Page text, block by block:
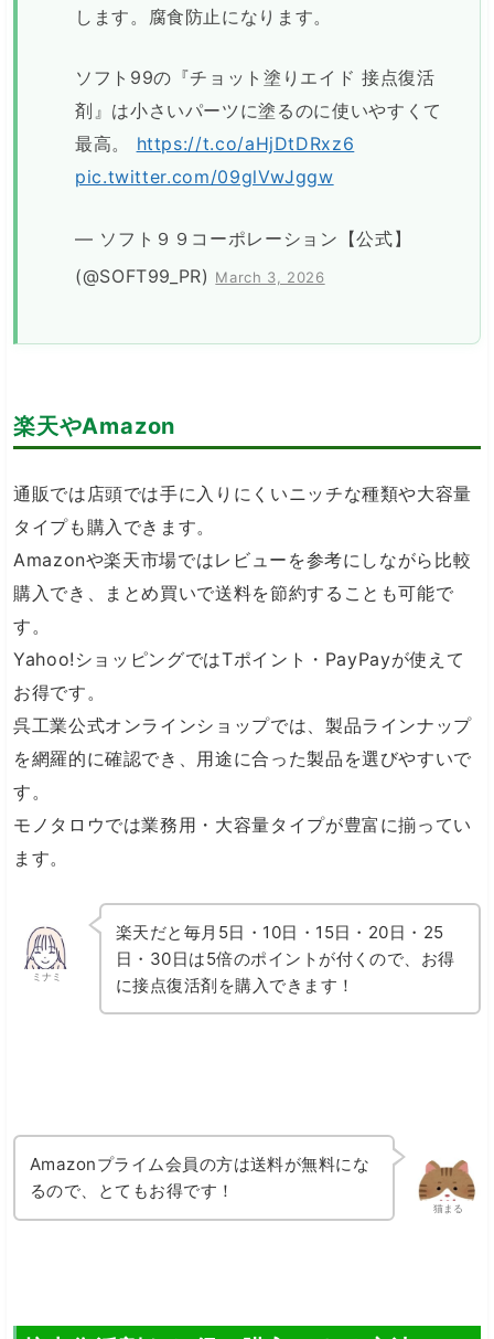
します。腐食防止になります。
ソフト99の『チョット塗りエイド 接点復活
剤』は小さいパーツに塗るのに使いやすくて
最高。 https://t.co/aHjDtDRxz6
pic.twitter.com/09glVwJggw
— ソフト９９コーポレーション【公式】
(@SOFT99_PR) March 3, 2026
楽天やAmazon
通販では店頭では手に入りにくいニッチな種類や大容量
タイプも購入できます。
Amazonや楽天市場ではレビューを参考にしながら比較
購入でき、まとめ買いで送料を節約することも可能で
す。
Yahoo!ショッピングではTポイント・PayPayが使えて
お得です。
呉工業公式オンラインショップでは、製品ラインナップ
を網羅的に確認でき、用途に合った製品を選びやすいで
す。
モノタロウでは業務用・大容量タイプが豊富に揃ってい
ます。
ミナミ
楽天だと毎月5日・10日・15日・20日・25
日・30日は5倍のポイントが付くので、お得
に接点復活剤を購入できます！
猫まる
Amazonプライム会員の方は送料が無料にな
るので、とてもお得です！